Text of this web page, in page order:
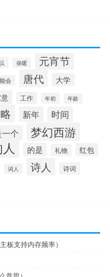
保暖 元宵节
会 唐代
大学
工作 年初 年龄
新年 时间
个 梦幻西游
的是 礼物 红包
词人 诗人 诗词
板支持内存频率）